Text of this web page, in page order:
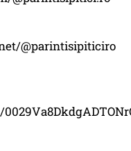
@parintisipiticiro